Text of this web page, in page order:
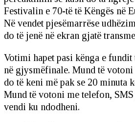
Festivalin e 70-të të Këngës në
Në vendet pjesëmarrëse
do të jenë në ekran gjatë
Votimi hapet pasi kënga e
në gjysmëfinale. Mund të
do të keni më pak se 20 minuta
Mund të votoni me telefon,
vendi ku ndodheni.